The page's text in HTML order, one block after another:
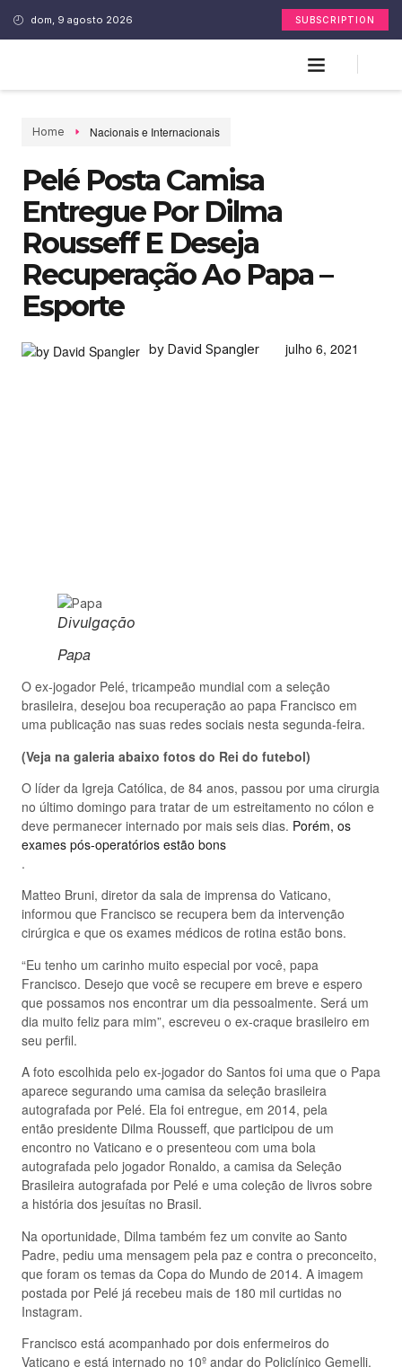
dom, 9 agosto 2026 SUBSCRIPTION
Home Nacionais e Internacionais
Pelé Posta Camisa
Entregue Por Dilma
Rousseff E Deseja
Recuperação Ao Papa –
Esporte
by David Spangler julho 6, 2021
Divulgação
Papa
O ex-jogador Pelé, tricampeão mundial com a seleção
brasileira, desejou boa recuperação ao papa Francisco em
uma publicação nas suas redes sociais nesta segunda-feira.
(Veja na galeria abaixo fotos do Rei do futebol)
O líder da Igreja Católica, de 84 anos, passou por uma cirurgia
no último domingo para tratar de um estreitamento no cólon e
deve permanecer internado por mais seis dias. Porém, os
exames pós-operatórios estão bons
.
Matteo Bruni, diretor da sala de imprensa do Vaticano,
informou que Francisco se recupera bem da intervenção
cirúrgica e que os exames médicos de rotina estão bons.
“Eu tenho um carinho muito especial por você, papa
Francisco. Desejo que você se recupere em breve e espero
que possamos nos encontrar um dia pessoalmente. Será um
dia muito feliz para mim”, escreveu o ex-craque brasileiro em
seu perfil.
A foto escolhida pelo ex-jogador do Santos foi uma que o Papa
aparece segurando uma camisa da seleção brasileira
autografada por Pelé. Ela foi entregue, em 2014, pela
então presidente Dilma Rousseff, que participou de um
encontro no Vaticano e o presenteou com uma bola
autografada pelo jogador Ronaldo, a camisa da Seleção
Brasileira autografada por Pelé e uma coleção de livros sobre
a história dos jesuítas no Brasil.
Na oportunidade, Dilma também fez um convite ao Santo
Padre, pediu uma mensagem pela paz e contra o preconceito,
que foram os temas da Copa do Mundo de 2014. A imagem
postada por Pelé já recebeu mais de 180 mil curtidas no
Instagram.
Francisco está acompanhado por dois enfermeiros do
Vaticano e está internado no 10º andar do Policlínico Gemelli.